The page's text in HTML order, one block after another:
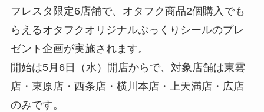
フレスタ限定6店舗で、オタフク商品2個購入でも
らえるオタフクオリジナルぷっくりシールのプレ
ゼント企画が実施されます。
開始は5月6日（水）開店からで、対象店舗は東雲
店・東原店・西条店・横川本店・上天満店・広店
のみです。